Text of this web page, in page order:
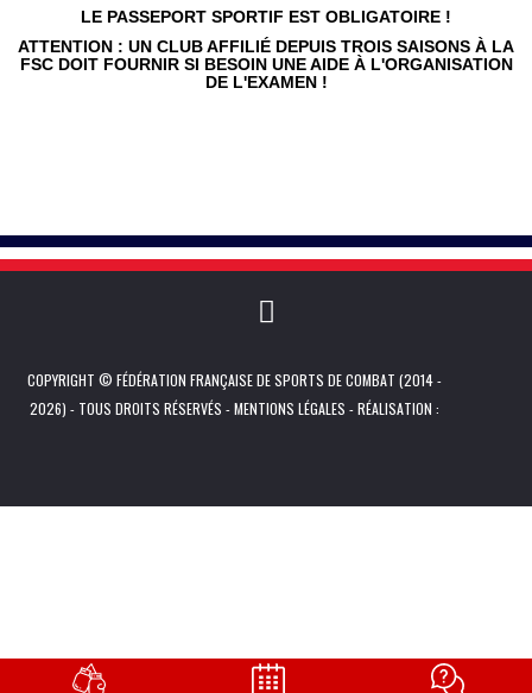
LE PASSEPORT SPORTIF EST OBLIGATOIRE !
ATTENTION : UN CLUB AFFILIÉ DEPUIS TROIS SAISONS À LA
FSC DOIT FOURNIR SI BESOIN UNE AIDE À L'ORGANISATION
DE L'EXAMEN !
COPYRIGHT © FÉDÉRATION FRANÇAISE DE SPORTS DE COMBAT (2014 -
2026) - TOUS DROITS RÉSERVÉS -MENTIONS LÉGALES - RÉALISATION :